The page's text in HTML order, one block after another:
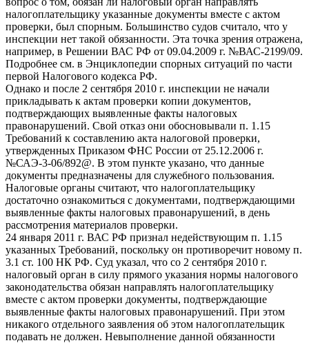
налогоплательщику указанные документы вместе с актом
проверки, был спорным. Большинство судов считало, что у
инспекции нет такой обязанности. Эта точка зрения отражена,
например, в Решении ВАС РФ от 09.04.2009 г. №ВАС-2199/09.
Подробнее см. в Энциклопедии спорных ситуаций по части
первой Налогового кодекса РФ.
Однако и после 2 сентября 2010 г. инспекции не начали
прикладывать к актам проверки копии документов,
подтверждающих выявленные факты налоговых
правонарушений. Свой отказ они обосновывали п. 1.15
Требований к составлению акта налоговой проверки,
утвержденных Приказом ФНС России от 25.12.2006 г.
№САЭ-3-06/892@. В этом пункте указано, что данные
документы предназначены для служебного пользования.
Налоговые органы считают, что налогоплательщику
достаточно ознакомиться с документами, подтверждающими
выявленные факты налоговых правонарушений, в день
рассмотрения материалов проверки.
24 января 2011 г. ВАС РФ признал недействующим п. 1.15
указанных Требований, поскольку он противоречит новому п.
3.1 ст. 100 НК РФ. Суд указал, что со 2 сентября 2010 г.
налоговый орган в силу прямого указания нормы налогового
законодательства обязан направлять налогоплательщику
вместе с актом проверки документы, подтверждающие
выявленные факты налоговых правонарушений. При этом
никакого отдельного заявления об этом налогоплательщик
подавать не должен. Невыполнение данной обязанности